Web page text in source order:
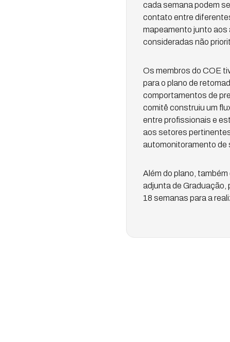
cada semana podem
contato entre
mapeamento junto aos
consideradas não
Os membros do COE
para o plano de
comportamentos de
comitê construiu um
entre profissionais e
aos setores
automonitoramento de
Além do plano,
adjunta de Graduação,
18 semanas para a